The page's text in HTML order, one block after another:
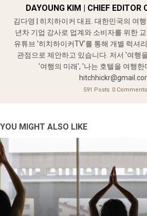
DAYOUNG KIM | CHIEF EDITOR
김다영 | 히치하이커 대표. 대한민국의 여
년차 기업 강사로 업계와 소비자를 위한
유튜브 '히치하이커TV'를 통해 개별 럭셔
관점으로 제안하고 있습니다. 저서 '여행
'여행의 미래', '나는 호텔을 여행한
591 Posts 0 Comments
YOU MIGHT ALSO LIKE